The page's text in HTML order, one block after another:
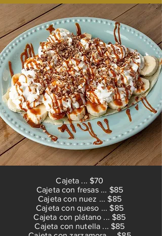
Cajeta ... $70
Cajeta con fresas ... $85
Cajeta con nuez ... $85
Cajeta con queso ... $85
Cajeta con plátano ... $85
Cajeta con nutella ... $85